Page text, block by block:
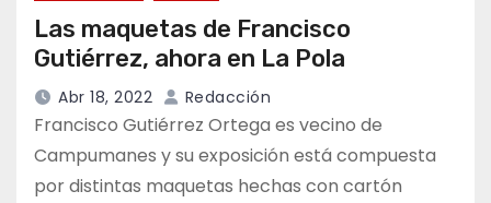
Las maquetas de Francisco
Gutiérrez, ahora en La Pola
Abr 18, 2022 Redacción
Francisco Gutiérrez Ortega es vecino de
Campumanes y su exposición está compuesta
por distintas maquetas hechas con cartón